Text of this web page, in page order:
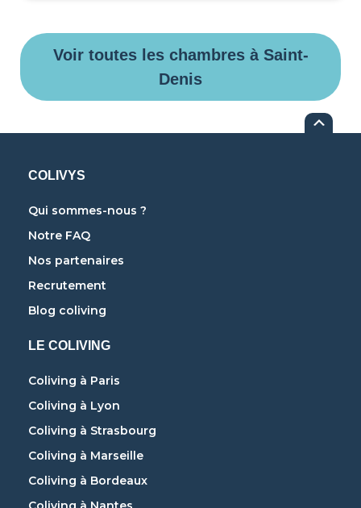
Voir toutes les chambres à Saint-
Denis
COLIVYS
Qui sommes-nous ?
Notre FAQ
Nos partenaires
Recrutement
Blog coliving
LE COLIVING
Coliving à Paris
Coliving à Lyon
Coliving à Strasbourg
Coliving à Marseille
Coliving à Bordeaux